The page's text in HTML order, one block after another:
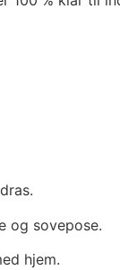
og sovepose.
hjem.